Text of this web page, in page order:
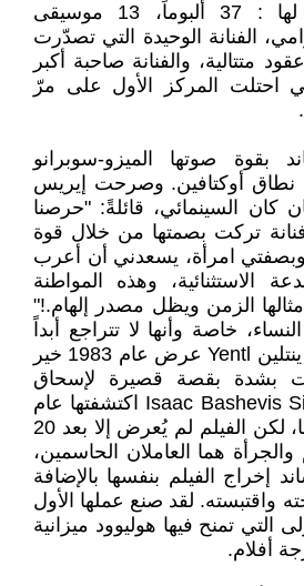
في عالم الموسيقى لها : 37 ألبوماً، 13 موسيقى
جوائز غرامي، الفنانة الوحيدة التي تصدّرت
متتالية، والفنانة صاحبة أكبر
احتلت المركز الأول على مرّ
بقوة صوتها الميزو-سوبرانو
نطاق أوكتافين. وصرحت إيريس
كان السينمائي، قائلةً: "حرصنا
تركت بصمتها من خلال قوة
وبصفتي امرأة، يسعدني أن أعرب
الاستثنائية، وهذه المواطنة
مثالها الزمن ويظل مصدر إلهام.!"
خاصة وأنها لا تتراجع أبداً
أمام الشدائد. يُعدّ فيلم ينتلين Yentl عرض عام 1983 خير
بشدة بقصة قصيرة لإسحاق
باشيفيس سينجر Isaac Bashevis Singer اكتشفتها عام
1963، فاشترت حقوقها، لكن الفيلم لم يُعرض إلا بعد 20
هما العاملان الحاسمين،
إخراج الفيلم بنفسها بالإضافة
واقتبسته. لقد صنع عملها الأول
التي تمنح فيها هوليوود ميزانية
أفلام.